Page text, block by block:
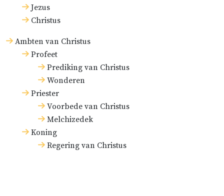
Jezus
Christus
Ambten van Christus
Profeet
Prediking van Christus
Wonderen
Priester
Voorbede van Christus
Melchizedek
Koning
Regering van Christus